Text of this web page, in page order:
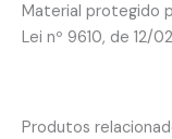
Material protegido
Lei nº 9610, de 12/
Produtos